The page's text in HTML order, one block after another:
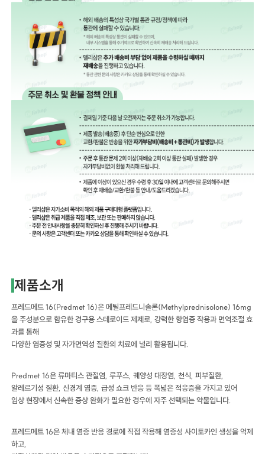
제품소개
프레드메트 16(Predmet 16)은 메틸프레드니솔론(Methylprednisolone) 16mg
을 주성분으로 함유한 경구용 스테로이드 제제로, 강력한 항염증 작용과 면역조절 효
과를 통해
다양한 염증성 및 자가면역성 질환의 치료에 널리 활용됩니다.
Predmet 16은 류마티스 관절염, 루푸스, 궤양성 대장염, 천식, 피부질환,
알레르기성 질환, 신경계 염증, 급성 쇼크 반응 등 폭넓은 적응증을 가지고 있어
임상 현장에서 신속한 증상 완화가 필요한 경우에 자주 선택되는 약물입니다.
프레드메트 16은 체내 염증 반응 경로에 직접 작용해 염증성 사이토카인 생성을 억제
하고,